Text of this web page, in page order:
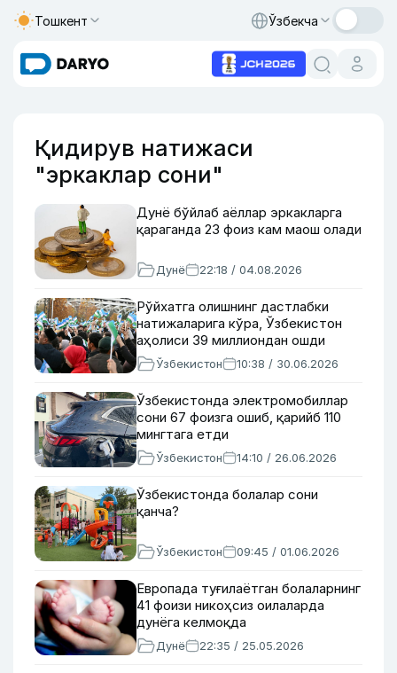
Тошкент Ўзбекча
Қидирув натижаси
"эркаклар сони"
Дунё бўйлаб аёллар эркакларга
қараганда 23 фоиз кам маош олади
Дунё 22:18 / 04.08.2026
Рўйхатга олишнинг дастлабки
натижаларига кўра, Ўзбекистон
аҳолиси 39 миллиондан ошди
Ўзбекистон 10:38 / 30.06.2026
Ўзбекистонда электромобиллар
сони 67 фоизга ошиб, қарийб 110
мингтага етди
Ўзбекистон 14:10 / 26.06.2026
Ўзбекистонда болалар сони
қанча?
Ўзбекистон 09:45 / 01.06.2026
Европада туғилаётган болаларнинг
41 фоизи никоҳсиз оилаларда
дунёга келмоқда
Дунё 22:35 / 25.05.2026